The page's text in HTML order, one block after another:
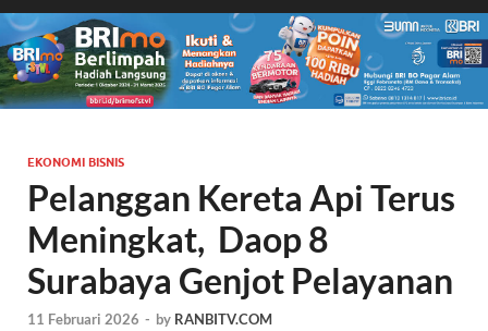
EKONOMI BISNIS
Pelanggan Kereta Api Terus
Meningkat, Daop 8
Surabaya Genjot Pelayanan
11 Februari 2026 - by RANBITV.COM